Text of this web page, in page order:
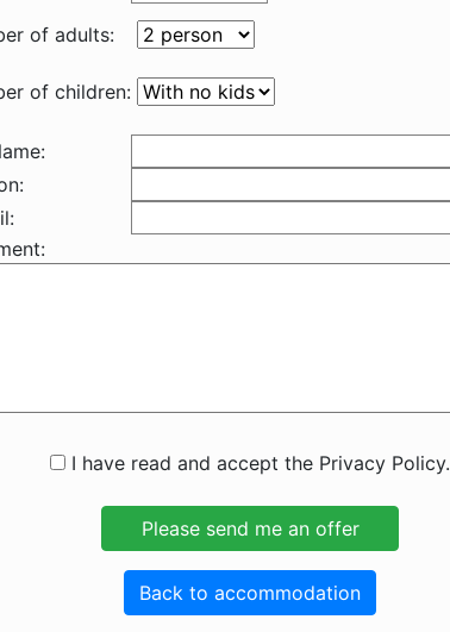
of adults:
of children:
I have read and accept the Privacy Policy.
Back to accommodation